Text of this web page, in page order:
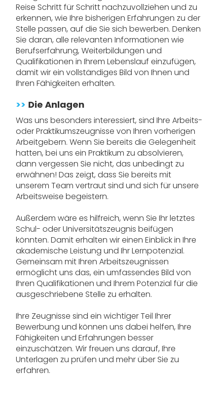
Reise Schritt für Schritt nachzuvollziehen und zu
erkennen, wie Ihre bisherigen Erfahrungen zu der
Stelle passen, auf die Sie sich bewerben. Denken
Sie daran, alle relevanten Informationen wie
Berufserfahrung, Weiterbildungen und
Qualifikationen in Ihrem Lebenslauf einzufügen,
damit wir ein vollständiges Bild von Ihnen und
Ihren Fähigkeiten erhalten.
>> Die Anlagen
Was uns besonders interessiert, sind Ihre Arbeits-
oder Praktikumszeugnisse von Ihren vorherigen
Arbeitgebern. Wenn Sie bereits die Gelegenheit
hatten, bei uns ein Praktikum zu absolvieren,
dann vergessen Sie nicht, das unbedingt zu
erwähnen! Das zeigt, dass Sie bereits mit
unserem Team vertraut sind und sich für unsere
Arbeitsweise begeistern.
Außerdem wäre es hilfreich, wenn Sie Ihr letztes
Schul- oder Universitätszeugnis beifügen
könnten. Damit erhalten wir einen Einblick in Ihre
akademische Leistung und Ihr Lernpotenzial.
Gemeinsam mit Ihren Arbeitszeugnissen
ermöglicht uns das, ein umfassendes Bild von
Ihren Qualifikationen und Ihrem Potenzial für die
ausgeschriebene Stelle zu erhalten.
Ihre Zeugnisse sind ein wichtiger Teil Ihrer
Bewerbung und können uns dabei helfen, Ihre
Fähigkeiten und Erfahrungen besser
einzuschätzen. Wir freuen uns darauf, Ihre
Unterlagen zu prüfen und mehr über Sie zu
erfahren.